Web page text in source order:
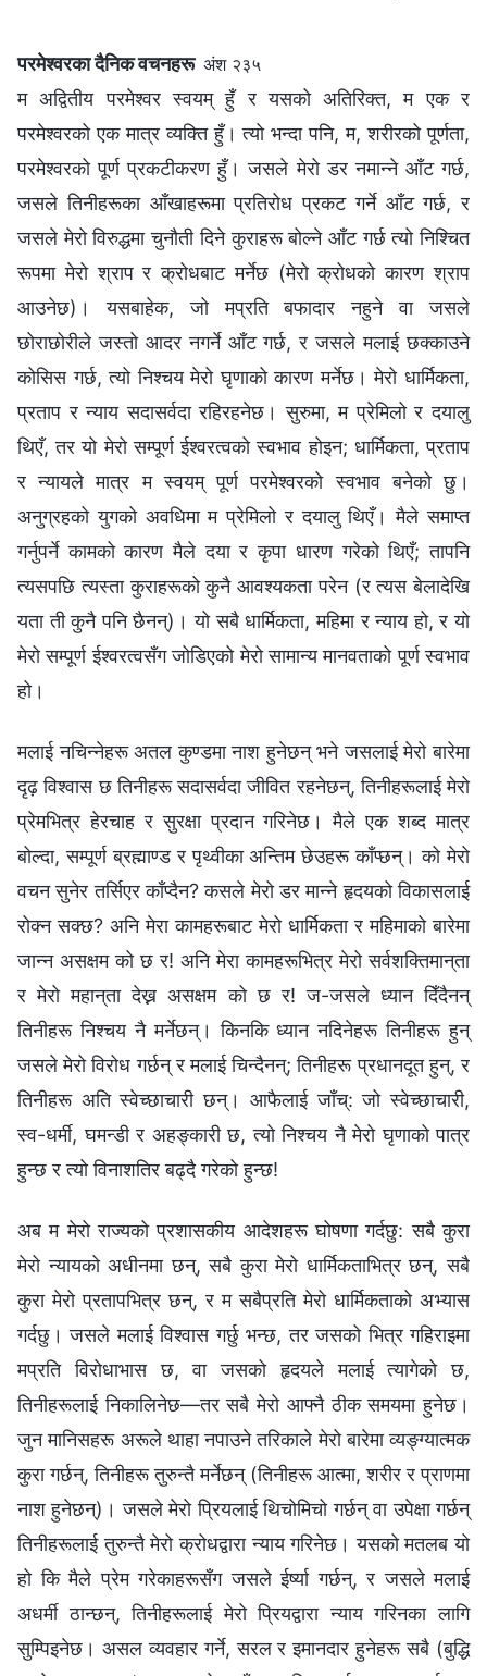
परमेश्‍वरका दैनिक वचनहरू अंश २३५
म अद्वितीय परमेश्‍वर स्वयम्‌ हुँ र यसको अतिरिक्त, म एक र
परमेश्‍वरको एक मात्र व्यक्ति हुँ। त्यो भन्दा पनि, म, शरीरको पूर्णता,
परमेश्‍वरको पूर्ण प्रकटीकरण हुँ। जसले मेरो डर नमान्ने आँट गर्छ,
जसले तिनीहरूका आँखाहरूमा प्रतिरोध प्रकट गर्ने आँट गर्छ, र
जसले मेरो विरुद्धमा चुनौती दिने कुराहरू बोल्ने आँट गर्छ त्यो निश्चित
रूपमा मेरो श्राप र क्रोधबाट मर्नेछ (मेरो क्रोधको कारण श्राप
आउनेछ)। यसबाहेक, जो मप्रति बफादार नहुने वा जसले
छोराछोरीले जस्तो आदर नगर्ने आँट गर्छ, र जसले मलाई छक्काउने
कोसिस गर्छ, त्यो निश्चय मेरो घृणाको कारण मर्नेछ। मेरो धार्मिकता,
प्रताप र न्याय सदासर्वदा रहिरहनेछ। सुरुमा, म प्रेमिलो र दयालु
थिएँ, तर यो मेरो सम्पूर्ण ईश्‍वरत्वको स्वभाव होइन; धार्मिकता, प्रताप
र न्यायले मात्र म स्वयम् पूर्ण परमेश्‍वरको स्वभाव बनेको छु।
अनुग्रहको युगको अवधिमा म प्रेमिलो र दयालु थिएँ। मैले समाप्त
गर्नुपर्ने कामको कारण मैले दया र कृपा धारण गरेको थिएँ; तापनि
त्यसपछि त्यस्ता कुराहरूको कुनै आवश्यकता परेन (र त्यस बेलादेखि
यता ती कुनै पनि छैनन्)। यो सबै धार्मिकता, महिमा र न्याय हो, र यो
मेरो सम्पूर्ण ईश्‍वरत्वसँग जोडिएको मेरो सामान्य मानवताको पूर्ण स्वभाव
हो।
मलाई नचिन्नेहरू अतल कुण्डमा नाश हुनेछन् भने जसलाई मेरो बारेमा
दृढ़ विश्‍वास छ तिनीहरू सदासर्वदा जीवित रहनेछन्, तिनीहरूलाई मेरो
प्रेमभित्र हेरचाह र सुरक्षा प्रदान गरिनेछ। मैले एक शब्द मात्र
बोल्दा, सम्पूर्ण ब्रह्माण्ड र पृथ्वीका अन्तिम छेउहरू काँप्छन्। को मेरो
वचन सुनेर तर्सिएर काँप्दैन? कसले मेरो डर मान्ने हृदयको विकासलाई
रोक्न सक्छ? अनि मेरा कामहरूबाट मेरो धार्मिकता र महिमाको बारेमा
जान्न असक्षम को छ र! अनि मेरा कामहरूभित्र मेरो सर्वशक्तिमान्‌ता
र मेरो महान्‌ता देख्न असक्षम को छ र! ज-जसले ध्यान दिँदैनन्
तिनीहरू निश्चय नै मर्नेछन्। किनकि ध्यान नदिनेहरू तिनीहरू हुन्
जसले मेरो विरोध गर्छन् र मलाई चिन्दैनन्; तिनीहरू प्रधानदूत हुन्, र
तिनीहरू अति स्वेच्छाचारी छन्। आफैलाई जाँच्: जो स्वेच्छाचारी,
स्व-धर्मी, घमन्डी र अहङ्कारी छ, त्यो निश्चय नै मेरो घृणाको पात्र
हुन्छ र त्यो विनाशतिर बढ्दै गरेको हुन्छ!
अब म मेरो राज्यको प्रशासकीय आदेशहरू घोषणा गर्दछु: सबै कुरा
मेरो न्यायको अधीनमा छन्, सबै कुरा मेरो धार्मिकताभित्र छन्, सबै
कुरा मेरो प्रतापभित्र छन्, र म सबैप्रति मेरो धार्मिकताको अभ्यास
गर्दछु। जसले मलाई विश्‍वास गर्छु भन्छ, तर जसको भित्र गहिराइमा
मप्रति विरोधाभास छ, वा जसको हृदयले मलाई त्यागेको छ,
तिनीहरूलाई निकालिनेछ—तर सबै मेरो आफ्नै ठीक समयमा हुनेछ।
जुन मानिसहरू अरूले थाहा नपाउने तरिकाले मेरो बारेमा व्यङ्ग्यात्मक
कुरा गर्छन्, तिनीहरू तुरुन्तै मर्नेछन् (तिनीहरू आत्मा, शरीर र प्राणमा
नाश हुनेछन्)। जसले मेरो प्रियलाई थिचोमिचो गर्छन् वा उपेक्षा गर्छन्
तिनीहरूलाई तुरुन्तै मेरो क्रोधद्वारा न्याय गरिनेछ। यसको मतलब यो
हो कि मैले प्रेम गरेकाहरूसँग जसले ईर्ष्या गर्छन्, र जसले मलाई
अधर्मी ठान्छन्, तिनीहरूलाई मेरो प्रियद्वारा न्याय गरिनका लागि
सुम्पिइनेछ। असल व्यवहार गर्ने, सरल र इमानदार हुनेहरू सबै (बुद्धि